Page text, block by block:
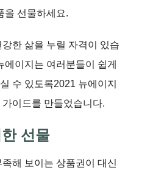
을 선물하세요.
한 삶을 누릴 자격이 있습
에이지는 여러분들이 쉽게
수 있도록2021 뉴에이지
이드를 만들었습니다.
선물
해 보이는 상품권이 대신